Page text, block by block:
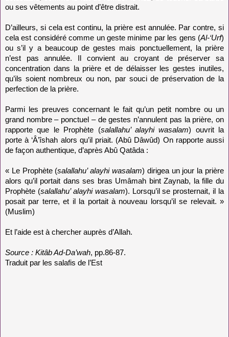
ou ses vêtements au point d’être distrait.
D’ailleurs, si cela est continu, la prière est annulée. Par contre, si
cela est considéré comme un geste minime par les gens (Al-‘Urf)
ou s’il y a beaucoup de gestes mais ponctuellement, la prière
n’est pas annulée. Il convient au croyant de préserver sa
concentration dans la prière et de délaisser les gestes inutiles,
qu’ils soient nombreux ou non, par souci de préservation de la
perfection de la prière.
Parmi les preuves concernant le fait qu’un petit nombre ou un
grand nombre – ponctuel – de gestes n’annulent pas la prière, on
rapporte que le Prophète (salallahu’ alayhi wasalam) ouvrit la
porte à ‘Â’îshah alors qu’il priait. (Abû Dâwûd) On rapporte aussi
de façon authentique, d’après Abû Qatâda :
« Le Prophète (salallahu’ alayhi wasalam) dirigea un jour la prière
alors qu’il portait dans ses bras Umâmah bint Zaynab, la fille du
Prophète (salallahu’ alayhi wasalam). Lorsqu’il se prosternait, il la
posait par terre, et il la portait à nouveau lorsqu’il se relevait. »
(Muslim)
Et l’aide est à chercher auprès d’Allah.
Source : Kitâb Ad-Da’wah, pp.86-87.
Traduit par les salafis de l’Est